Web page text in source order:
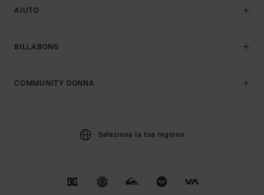
AIUTO
BILLABONG
COMMUNITY DONNA
Seleziona la tua regione